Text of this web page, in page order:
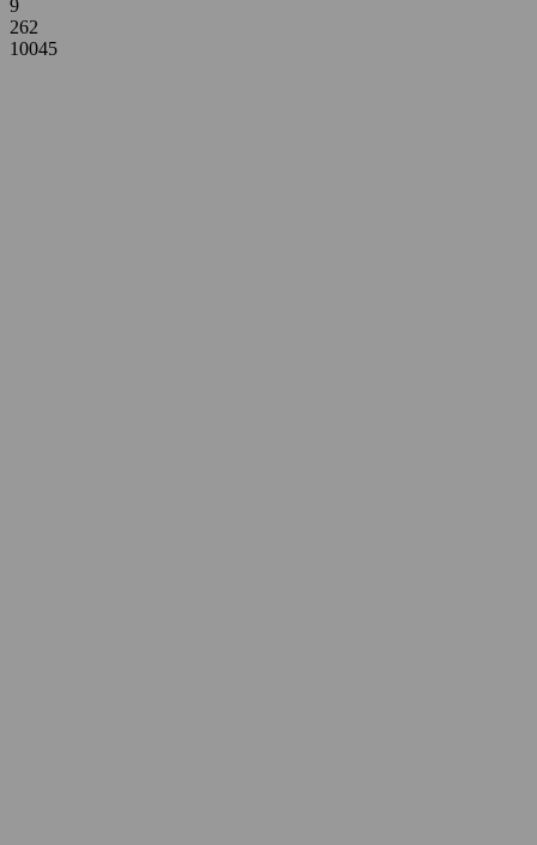
9
262
10045